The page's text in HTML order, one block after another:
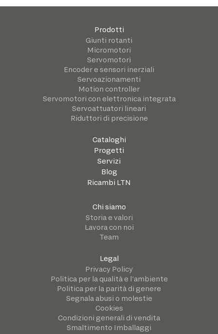
Prodotti
Giunti rotanti
Micromotori
Servomotori
Encoder e sensori inerziali
Servoazionamenti
Motion controller
Servomotori con elettronica integrata
Servoattuatori lineari
Riduttori di precisione
Cataloghi
Progetti
Servizi
Blog
Ricambi LTN
Chi siamo
Storia e valori
Lavora con noi
Team
Legal
Privacy Policy
Politica per la qualità e l’ambiente
Politica per la parità di genere
Segnala abusi o molestie
Cookies
Condizioni generali di vendita
Smaltimento Imballaggi